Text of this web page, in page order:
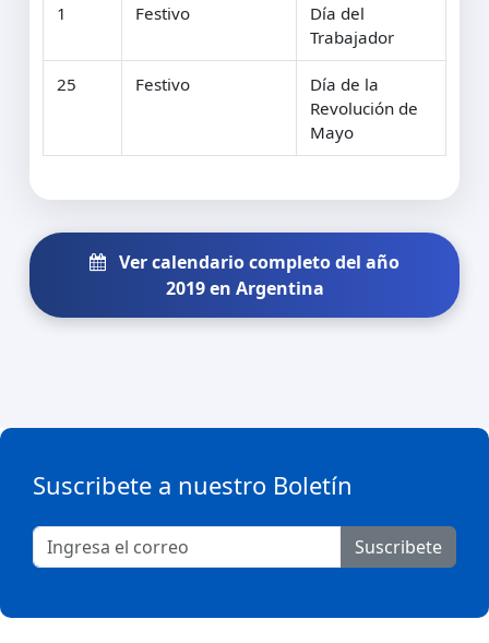
1 Festivo
Día del
Trabajador
25 Festivo
Día de la
Revolución de
Mayo
Ver calendario completo del año
2019 en Argentina
Suscribete a nuestro Boletín
Suscribete